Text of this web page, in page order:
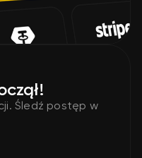
Śledź postęp w